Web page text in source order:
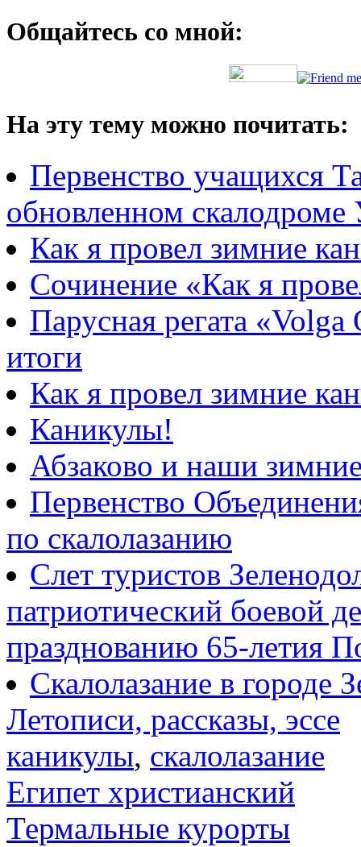
Общайтесь со мной:
На эту тему можно почитать:
Первенство учащихся
обновленном
Как я провел зимние
Сочинение «Как я
Парусная регата
итоги
Как я провел зимние
Каникулы!
Абзаково и наши
Первенство
по скалолазанию
Слет туристов
патриотический боевой
празднованию 65-летия
Скалолазание в городе
Летописи, рассказы, эссе
каникулы, скалолазание
Египет христианский
Термальные курорты